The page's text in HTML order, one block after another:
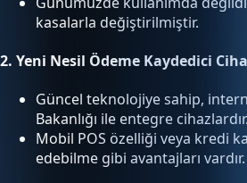
kasalarla değiştirilmiştir.
2. Yeni Nesil Ödeme Kaydedici
Güncel teknolojiye sahip,
Bakanlığı ile entegre cihazlardır.
Mobil POS özelliği veya kredi
edebilme gibi avantajları vardır.